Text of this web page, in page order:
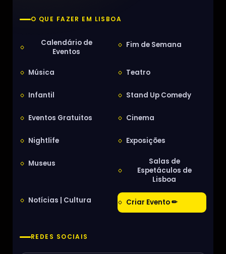
O QUE FAZER EM LISBOA
Calendário de
Eventos
Fim de Semana
Música Teatro
Infantil Stand Up Comedy
Eventos Gratuitos Cinema
Nightlife Exposições
Museus
Salas de
Espetáculos de
Lisboa
Notícias | Cultura Criar Evento ✏
REDES SOCIAIS